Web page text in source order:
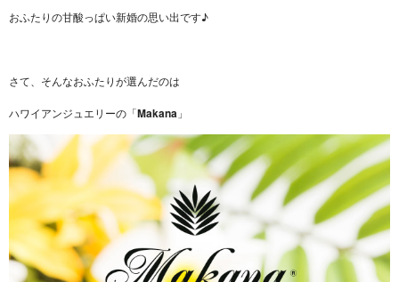
おふたりの甘酸っぱい新婚の思い出です♪
さて、そんなおふたりが選んだのは
ハワイアンジュエリーの「Makana 」